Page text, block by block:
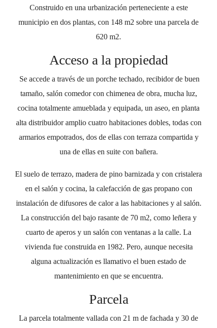
Construido en una urbanización perteneciente a este
municipio en dos plantas, con 148 m2 sobre una parcela de
620 m2.
Acceso a la propiedad
Se accede a través de un porche techado, recibidor de buen
tamaño, salón comedor con chimenea de obra, mucha luz,
cocina totalmente amueblada y equipada, un aseo, en planta
alta distribuidor amplio cuatro habitaciones dobles, todas con
armarios empotrados, dos de ellas con terraza compartida y
una de ellas en suite con bañera.
El suelo de terrazo, madera de pino barnizada y con cristalera
en el salón y cocina, la calefacción de gas propano con
instalación de difusores de calor a las habitaciones y al salón.
La construcción del bajo rasante de 70 m2, como leñera y
cuarto de aperos y un salón con ventanas a la calle. La
vivienda fue construida en 1982. Pero, aunque necesita
alguna actualización es llamativo el buen estado de
mantenimiento en que se encuentra.
Parcela
La parcela totalmente vallada con 21 m de fachada y 30 de